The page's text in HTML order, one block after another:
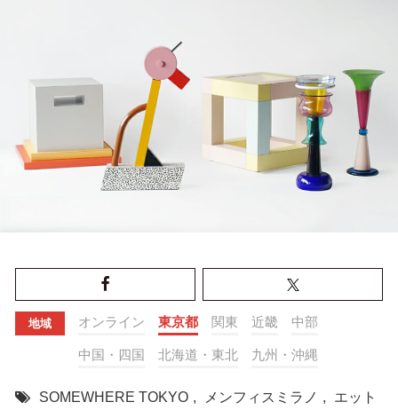
地域 オンライン 東京都 関東 近畿 中部
中国・四国 北海道・東北 九州・沖縄
SOMEWHERE TOKYO , メンフィスミラノ ,
エット